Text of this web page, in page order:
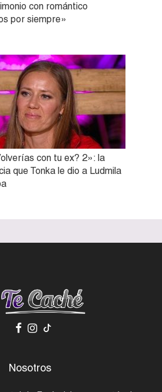
con romántico
por siempre»
con tu ex? 2»: la
que Tonka le dio a Ludmila
Nosotros